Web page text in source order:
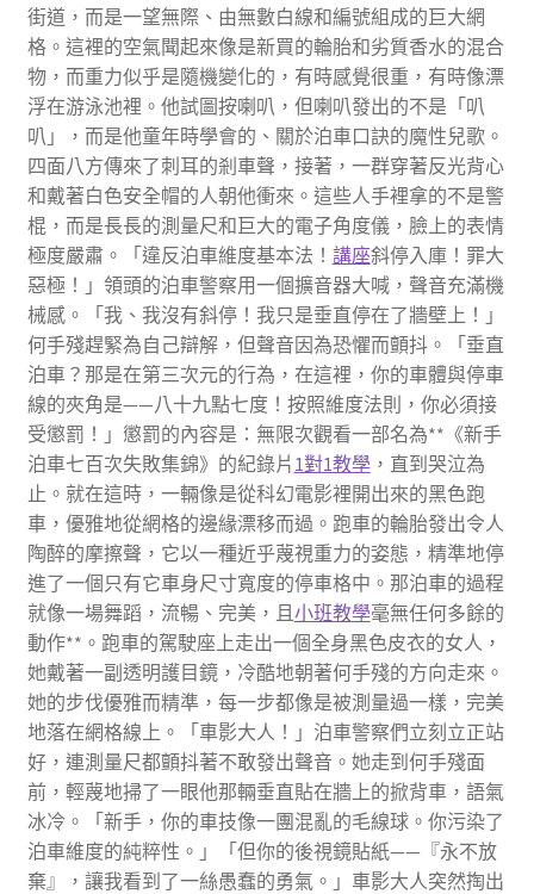
街道，而是一望無際、由無數白線和編號組成的巨大網
格。這裡的空氣聞起來像是新買的輪胎和劣質香水的混合
物，而重力似乎是隨機變化的，有時感覺很重，有時像漂
浮在游泳池裡。他試圖按喇叭，但喇叭發出的不是「叭
叭」，而是他童年時學會的、關於泊車口訣的魔性兒歌。
四面八方傳來了刺耳的剎車聲，接著，一群穿著反光背心
和戴著白色安全帽的人朝他衝來。這些人手裡拿的不是警
棍，而是長長的測量尺和巨大的電子角度儀，臉上的表情
極度嚴肅。「違反泊車維度基本法！ 講座斜停入庫！罪大
惡極！」領頭的泊車警察用一個擴音器大喊，聲音充滿機
械感。「我、我沒有斜停！我只是垂直停在了牆壁上！」
何手殘趕緊為自己辯解，但聲音因為恐懼而顫抖。「垂直
泊車？那是在第三次元的行為，在這裡，你的車體與停車
線的夾角是——八十九點七度！按照維度法則，你必須接
受懲罰！」懲罰的內容是：無限次觀看一部名為**《新手
泊車七百次失敗集錦》的紀錄片 1對1教學，直到哭泣為
止。就在這時，一輛像是從科幻電影裡開出來的黑色跑
車，優雅地從網格的邊緣漂移而過。跑車的輪胎發出令人
陶醉的摩擦聲，它以一種近乎蔑視重力的姿態，精準地停
進了一個只有它車身尺寸寬度的停車格中。那泊車的過程
就像一場舞蹈，流暢、完美，且小班教學毫無任何多餘的
動作**。跑車的駕駛座上走出一個全身黑色皮衣的女人，
她戴著一副透明護目鏡，冷酷地朝著何手殘的方向走來。
她的步伐優雅而精準，每一步都像是被測量過一樣，完美
地落在網格線上。「車影大人！」泊車警察們立刻立正站
好，連測量尺都顫抖著不敢發出聲音。她走到何手殘面
前，輕蔑地掃了一眼他那輛垂直貼在牆上的掀背車，語氣
冰冷。「新手，你的車技像一團混亂的毛線球。你污染了
泊車維度的純粹性。」「但你的後視鏡貼紙——『永不放
棄』，讓我看到了一絲愚蠢的勇氣。」車影大人突然掏出